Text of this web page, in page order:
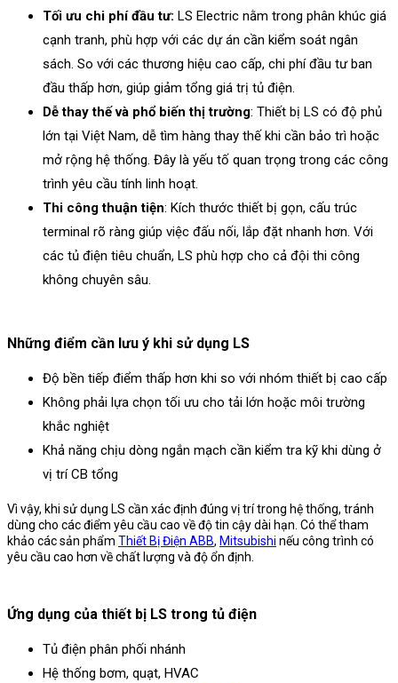
Tối ưu chi phí đầu tư: LS Electric nằm trong phân khúc giá
cạnh tranh, phù hợp với các dự án cần kiểm soát ngân
sách. So với các thương hiệu cao cấp, chi phí đầu tư ban
đầu thấp hơn, giúp giảm tổng giá trị tủ điện.
Dễ thay thế và phổ biến thị trường: Thiết bị LS có độ phủ
lớn tại Việt Nam, dễ tìm hàng thay thế khi cần bảo trì hoặc
mở rộng hệ thống. Đây là yếu tố quan trọng trong các công
trình yêu cầu tính linh hoạt.
Thi công thuận tiện: Kích thước thiết bị gọn, cấu trúc
terminal rõ ràng giúp việc đấu nối, lắp đặt nhanh hơn. Với
các tủ điện tiêu chuẩn, LS phù hợp cho cả đội thi công
không chuyên sâu.
Những điểm cần lưu ý khi sử dụng LS
Độ bền tiếp điểm thấp hơn khi so với nhóm thiết bị cao cấp
Không phải lựa chọn tối ưu cho tải lớn hoặc môi trường
khắc nghiệt
Khả năng chịu dòng ngắn mạch cần kiểm tra kỹ khi dùng ở
vị trí CB tổng
Vì vậy, khi sử dụng LS cần xác định đúng vị trí trong hệ thống, tránh
dùng cho các điểm yêu cầu cao về độ tin cậy dài hạn. Có thể tham
khảo các sản phẩm Thiết Bị Điện ABB, Mitsubishi nếu công trình có
yêu cầu cao hơn về chất lượng và độ ổn định.
Ứng dụng của thiết bị LS trong tủ điện
Tủ điện phân phối nhánh
Hệ thống bơm, quạt, HVAC